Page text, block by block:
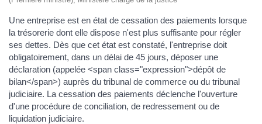
Une entreprise est en état de cessation des paiements lorsque
la trésorerie dont elle dispose n'est plus suffisante pour régler
ses dettes. Dès que cet état est constaté, l'entreprise doit
obligatoirement, dans un délai de 45 jours, déposer une
déclaration (appelée <span class="expression">dépôt de
bilan</span>) auprès du tribunal de commerce ou du tribunal
judiciaire. La cessation des paiements déclenche l'ouverture
d'une procédure de conciliation, de redressement ou de
liquidation judiciaire.